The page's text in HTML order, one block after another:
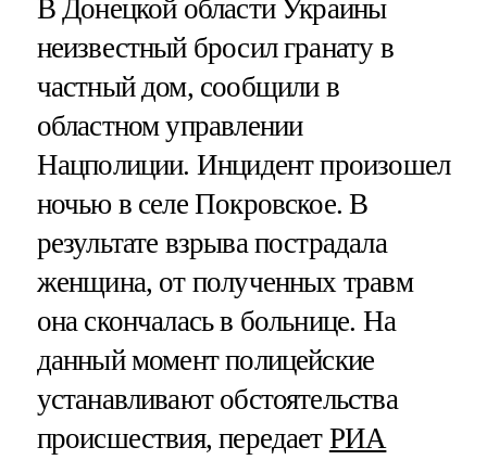
В Донецкой области Украины
неизвестный бросил гранату в
частный дом, сообщили в
областном управлении
Нацполиции. Инцидент произошел
ночью в селе Покровское. В
результате взрыва пострадала
женщина, от полученных травм
она скончалась в больнице. На
данный момент полицейские
устанавливают обстоятельства
происшествия, передает РИА